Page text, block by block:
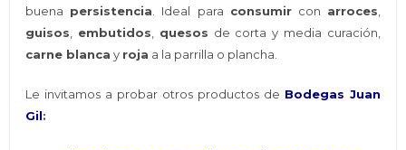
buena persistencia. Ideal para consumircon arroces,
guisos, embutidos, quesos de corta y media curación,
carne blanca y roja a la parrilla o plancha.
Le invitamos a probar otros productos de Bodegas Juan
Gil: